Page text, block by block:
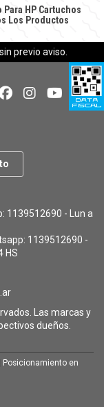
Para HP Cartuchos
Los Productos
previo aviso.
1139512690 - Lun a
1139512690 -
HS
Las marcas y
dueños.
Posicionamiento en